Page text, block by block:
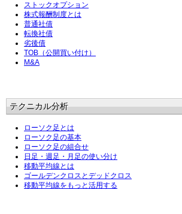
ストックオプション
株式報酬制度とは
普通社債
転換社債
劣後債
TOB（公開買い付け）
M&A
テクニカル分析
ローソク足とは
ローソク足の基本
ローソク足の組合せ
日足・週足・月足の使い分け
移動平均線とは
ゴールデンクロスとデッドクロス
移動平均線をもっと活用する